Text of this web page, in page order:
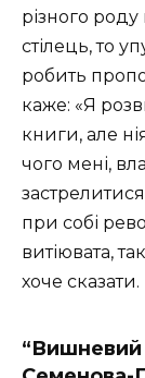
різного
стілець, то
робить
каже: «Я
книги, але
чого мені,
при собі
витіювата,
хоче сказати.
“Вишневий